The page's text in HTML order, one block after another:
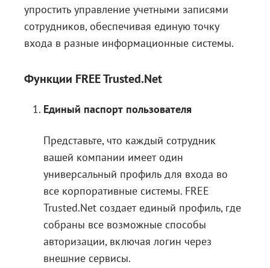
упростить управление учетными записями
сотрудников, обеспечивая единую точку
входа в разные информационные системы.
Функции FREE Trusted.Net
Единый паспорт пользователя
Представьте, что каждый сотрудник
вашей компании имеет один
универсальный профиль для входа во
все корпоративные системы. FREE
Trusted.Net создает единый профиль, где
собраны все возможные способы
авторизации, включая логин через
внешние сервисы.